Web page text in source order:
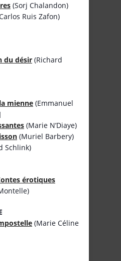
(Sorj Chalandon)
Ruis Zafon)
du désir (Richard
mienne (Emmanuel
(Marie N’Diaye)
(Muriel Barbery)
Schlink)
érotiques
(Marie Céline